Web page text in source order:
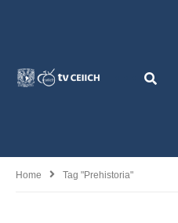
Home Tag "Prehistoria"